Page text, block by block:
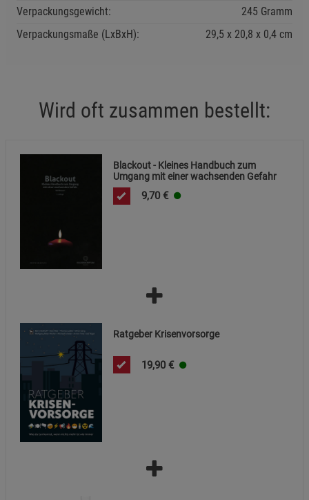
Verpackungsgewicht:
245 Gramm
Verpackungsmaße (LxBxH):
29,5 20,8 0,4 cm
Wird oft zusammen bestellt:
Blackout - Kleines Handbuch zum
Umgang mit einer wachsenden Gefahr
9,70 €
Ratgeber Krisenvorsorge
19,90 €
Cookie-Informationenanzeigen
Beschreibung Funktionale Cookies
Statistik Cookies (2)
Marketing Cookies (3)
Beschreibung Marketing Cookies
Datenschutzerklärung